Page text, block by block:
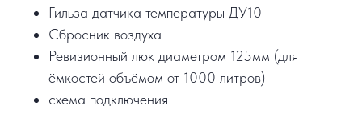
Гильза датчика температуры ДУ10
Сбросник воздуха
Ревизионный люк диаметром 125мм (для
ёмкостей объёмом от 1000 литров)
схема подключения